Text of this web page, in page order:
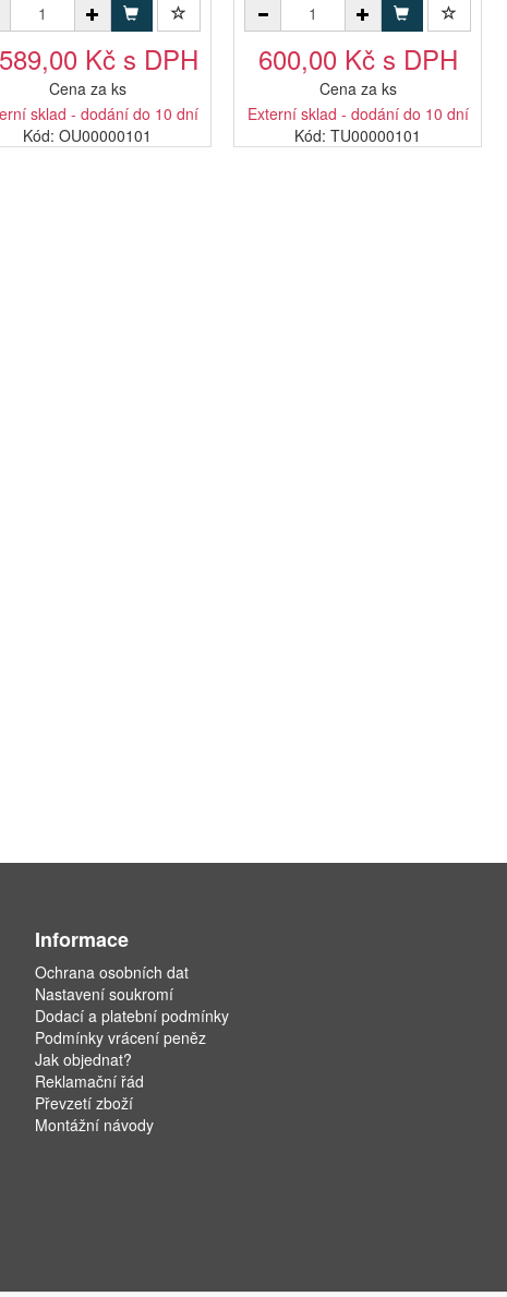
Kč s DPH
Cena za ks
sklad - dodání do 10 dní
Kód: OU00000101
600,00 Kč s DPH
Cena za ks
Externí sklad - dodání do 10 dní
Kód: TU00000101
Informace
Ochrana osobních dat
Nastavení soukromí
Dodací a platební podmínky
Podmínky vrácení peněz
Jak objednat?
Reklamační řád
Převzetí zboží
Montážní návody